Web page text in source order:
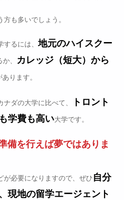
も多いでしょう。
するには、地元のハイスクー
、
カレッジ（短大）から
ります。
ダの大学に比べて、
トロント
学費も高い大学です。
備を行えば夢ではありま
が必要になりますので、ぜひ自分
現地の留学エージェント